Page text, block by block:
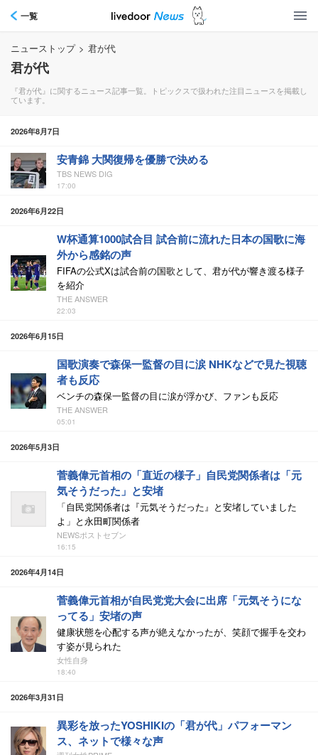
一覧
ニューストップ > 君が代
君が代
『君が代』に関するニュース記事一覧。トピックスで扱われた注目ニュースを掲載し
ています。
2026年8月7日
安青錦 大関復帰を優勝で決める
TBS NEWS DIG
17:00
2026年6月22日
W杯通算1000試合目 試合前に流れた日本の国歌に海
外から感銘の声
FIFAの公式Xは試合前の国歌として、君が代が響き渡る様子
を紹介
THE ANSWER
22:03
2026年6月15日
国歌演奏で森保一監督の目に涙 NHKなどで見た視聴
者も反応
ベンチの森保一監督の目に涙が浮かび、ファンも反応
THE ANSWER
05:01
2026年5月3日
菅義偉元首相の「直近の様子」自民党関係者は「元
気そうだった」と安堵
「自民党関係者は『元気そうだった』と安堵していました
よ」と永田町関係者
NEWSポストセブン
16:15
2026年4月14日
菅義偉元首相が自民党党大会に出席「元気そうにな
ってる」安堵の声
健康状態を心配する声が絶えなかったが、笑顔で握手を交わ
す姿が見られた
女性自身
18:40
2026年3月31日
異彩を放ったYOSHIKIの「君が代」パフォーマン
ス、ネットで様々な声